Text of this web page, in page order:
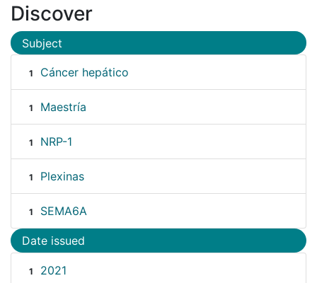
Discover
Subject
1 Cáncer hepático
1 Maestría
1 NRP-1
1 Plexinas
1 SEMA6A
Date issued
1 2021